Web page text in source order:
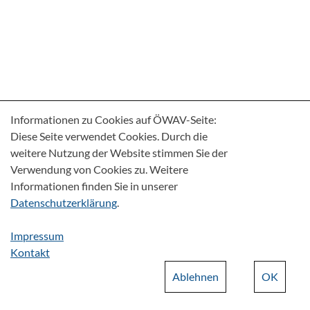
Informationen zu Cookies auf ÖWAV-Seite:
Diese Seite verwendet Cookies. Durch die
weitere Nutzung der Website stimmen Sie der
Verwendung von Cookies zu. Weitere
Informationen finden Sie in unserer
Datenschutzerklärung.
Impressum
Kontakt
OK
Ablehnen